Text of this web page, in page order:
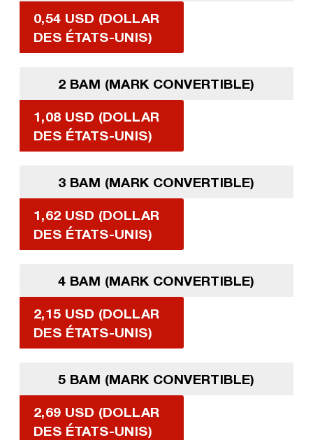
0,54 USD (DOLLAR
DES ÉTATS-UNIS)
2 BAM (MARK CONVERTIBLE)
1,08 USD (DOLLAR
DES ÉTATS-UNIS)
3 BAM (MARK CONVERTIBLE)
1,62 USD (DOLLAR
DES ÉTATS-UNIS)
4 BAM (MARK CONVERTIBLE)
2,15 USD (DOLLAR
DES ÉTATS-UNIS)
5 BAM (MARK CONVERTIBLE)
2,69 USD (DOLLAR
DES ÉTATS-UNIS)